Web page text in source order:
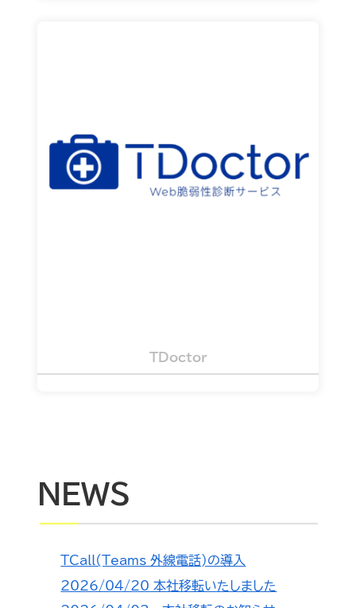
TDoctor
企業などにおける情報システムを構成する
OSやミドルウェア、Webアプリケーションな
どの問題点（脆弱性）を検知するサービス
NEWS
TCall(Teams 外線電話)の導入
2026/04/20 本社移転いたしました